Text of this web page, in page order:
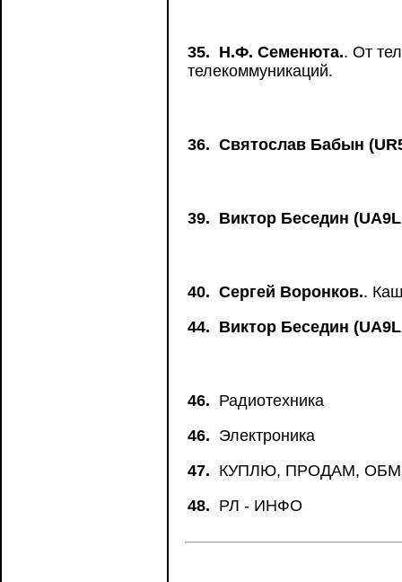
35. Н.Ф. Семенюта.. От
телекоммуникаций.
36. Святослав Бабын
39. Виктор Беседин
40. Сергей Воронков..
44. Виктор Беседин
46. Радиотехника
46. Электроника
47. КУПЛЮ, ПРОДАМ,
48. РЛ - ИНФО